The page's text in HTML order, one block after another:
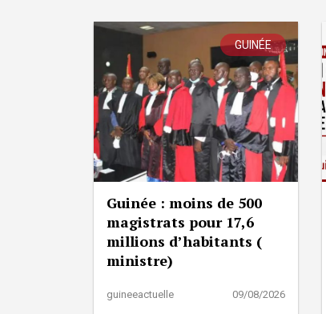
GUINÉE
Guinée : moins de 500
magistrats pour 17,6
millions d’habitants (
ministre)
guineeactuelle 09/08/2026